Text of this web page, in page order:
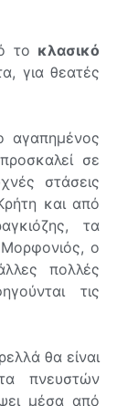
το κλασικό
για θεατές
αγαπημένος
σε
στάσεις
και από
τα
ο
πολλές
τις
θα είναι
πνευστών
μέσα από